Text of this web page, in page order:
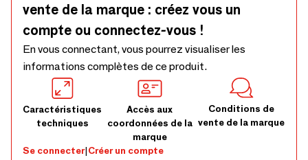
vente de la marque : créez vous un
compte ou connectez-vous !
En vous connectant, vous pourrez visualiser les
informations complètes de ce produit.
Caractéristiques
techniques
Accès aux
coordonnées de la
marque
Conditions de
vente de la marque
Se connecter|Créer un compte